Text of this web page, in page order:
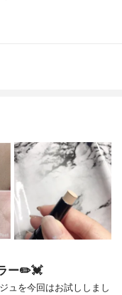
ー✏️💓
ュを今回はお試ししまし